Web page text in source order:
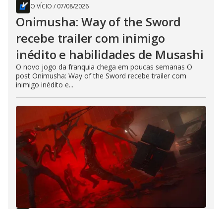
O VÍCIO / 07/08/2026
Onimusha: Way of the Sword
recebe trailer com inimigo
inédito e habilidades de Musashi
O novo jogo da franquia chega em poucas semanas O
post Onimusha: Way of the Sword recebe trailer com
inimigo inédito e...